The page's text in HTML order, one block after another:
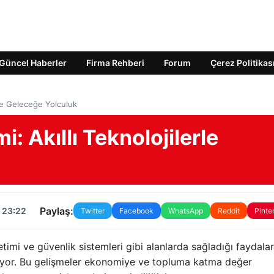
Haberler Firma Rehberi Forum Çerez
Geleceğe Yolculuk
Akıllı Teknolojilerle
23:22 Paylaş: Twitter Facebook WhatsApp Reddit
ve güvenlik sistemleri gibi alanlarda sağladığı
Bu gelişmeler ekonomiye ve topluma katma değer